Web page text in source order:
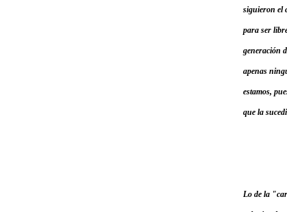
siguieron el
para ser
generación
apenas
estamos,
que la
Lo de la